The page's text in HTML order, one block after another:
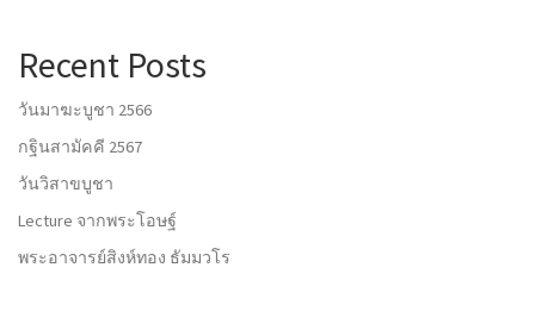
Recent Posts
วันมาฆะบูชา 2566
กฐินสามัคคี 2567
วันวิสาขบูชา
Lecture จากพระโอษฐ์
พระอาจารย์สิงห์ทอง ธัมมวโร